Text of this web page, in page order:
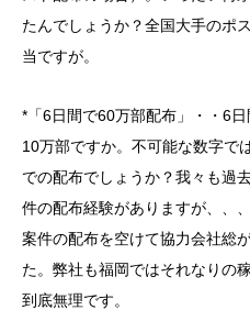
たんでしょうか？全国大手のポ
当ですが。
*「6日間で60万部配布」・・6
10万部ですか。不可能な数字で
での配布でしょうか？我々も過
件の配布経験がありますが、、
案件の配布を空けて協力会社総
た。弊社も福岡ではそれなりの
到底無理です。